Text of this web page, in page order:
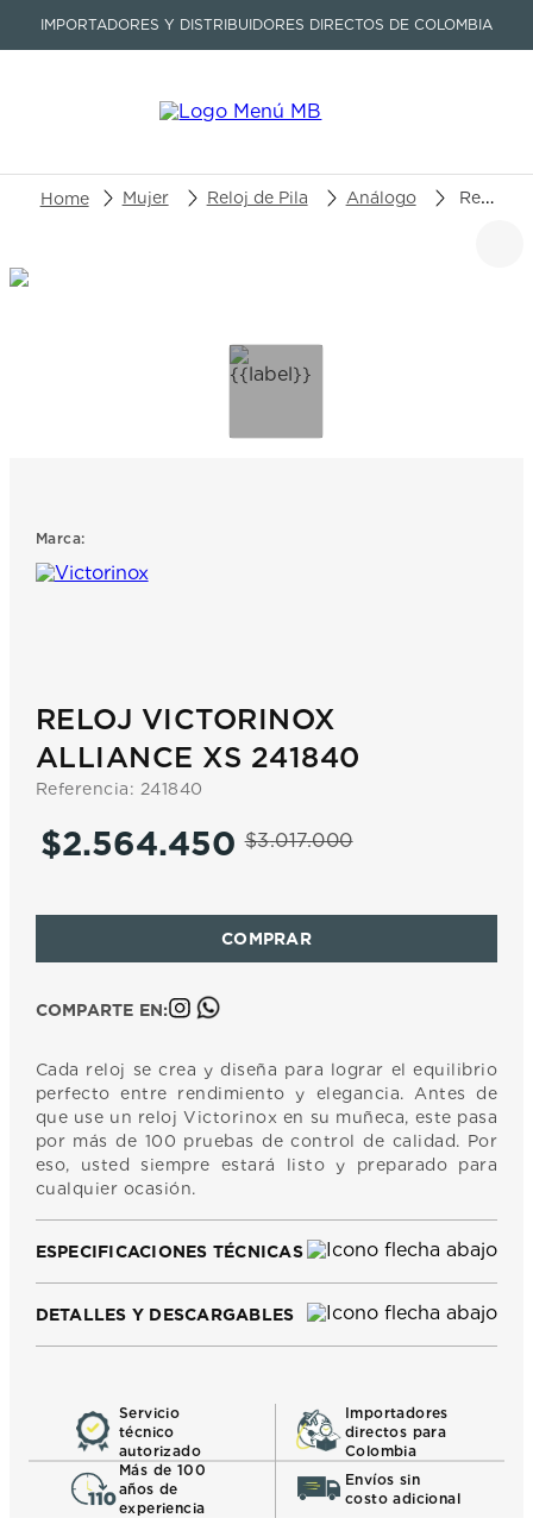
IMPORTADORES Y DISTRIBUIDORES DIRECTOS DE COLOMBIA
Buscar un producto o artículo
Mujer Reloj de Pila Análogo Reloj Victorinox Alliance XS 241840
Marca:
RELOJ VICTORINOX
ALLIANCE XS 241840
Referencia: 241840
$3.017.000
$2.564.450
COMPARTE EN:
Cada reloj se crea y diseña para lograr el equilibrio
perfecto entre rendimiento y elegancia. Antes de
que use un reloj Victorinox en su muñeca, este pasa
por más de 100 pruebas de control de calidad. Por
eso, usted siempre estará listo y preparado para
cualquier ocasión.
ESPECIFICACIONES TÉCNICAS
DETALLES Y DESCARGABLES
Servicio
técnico
autorizado
Importadores
directos para
Colombia
Más de 100
años de
experiencia
Envíos sin
costo adicional
3.